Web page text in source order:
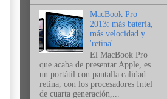
MacBook Pro
2013: más batería,
más velocidad y
'retina'
El MacBook Pro
que acaba de presentar Apple, es
un portátil con pantalla calidad
retina, con los procesadores Intel
de cuarta generación,...